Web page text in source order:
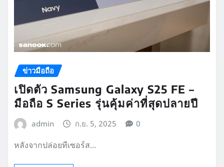
ข่าวมือถือ
เปิดตัว Samsung Galaxy S25 FE –
มือถือ S Series รุ่นคุ้มค่าที่สุดปลายปี
admin ก.ย. 5, 2025 0
หลังจากปล่อยทีเซอร์ส…